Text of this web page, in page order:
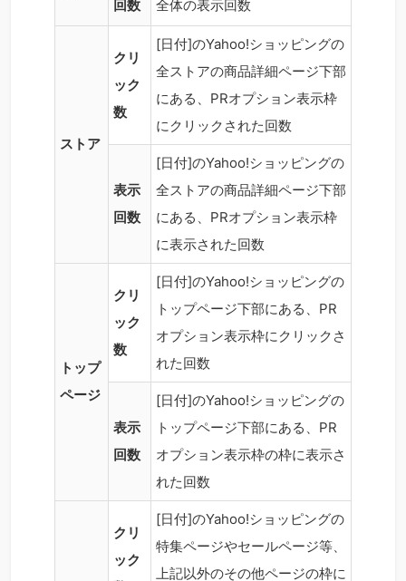
回数
全体の表示回数
ストア
クリ
ック
数
[日付]のYahoo!ショッピングの
全ストアの商品詳細ページ下部
にある、PRオプション表示枠
にクリックされた回数
表示
回数
[日付]のYahoo!ショッピングの
全ストアの商品詳細ページ下部
にある、PRオプション表示枠
に表示された回数
トップ
ページ
クリ
ック
数
[日付]のYahoo!ショッピングの
トップページ下部にある、PR
オプション表示枠にクリックさ
れた回数
表示
回数
[日付]のYahoo!ショッピングの
トップページ下部にある、PR
オプション表示枠の枠に表示さ
れた回数
クリ
ック
[日付]のYahoo!ショッピングの
特集ページやセールページ等、
上記以外のその他ページの枠に